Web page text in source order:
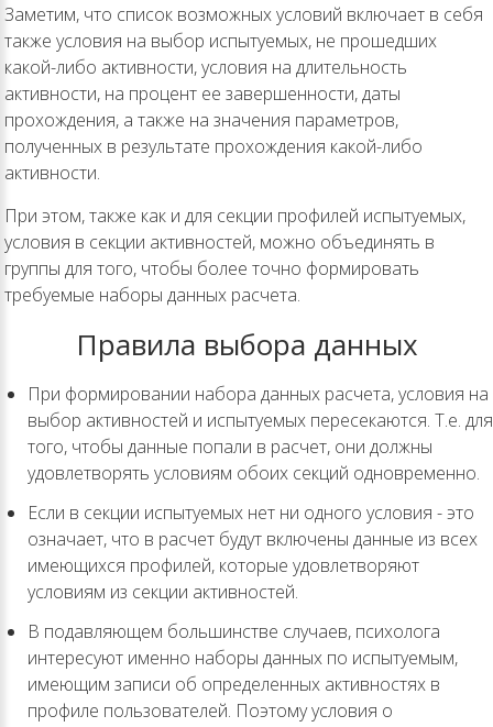
Заметим, что список возможных условий включает в себя
также условия на выбор испытуемых, не прошедших
какой-либо активности, условия на длительность
активности, на процент ее завершенности, даты
прохождения, а также на значения параметров,
полученных в результате прохождения какой-либо
активности.
При этом, также как и для секции профилей испытуемых,
условия в секции активностей, можно объединять в
группы для того, чтобы более точно формировать
требуемые наборы данных расчета.
Правила выбора данных
При формировании набора данных расчета, условия на
выбор активностей и испытуемых пересекаются. Т.е. для
того, чтобы данные попали в расчет, они должны
удовлетворять условиям обоих секций одновременно.
Если в секции испытуемых нет ни одного условия - это
означает, что в расчет будут включены данные из всех
имеющихся профилей, которые удовлетворяют
условиям из секции активностей.
В подавляющем большинстве случаев, психолога
интересуют именно наборы данных по испытуемым,
имеющим записи об определенных активностях в
профиле пользователей. Поэтому условия о